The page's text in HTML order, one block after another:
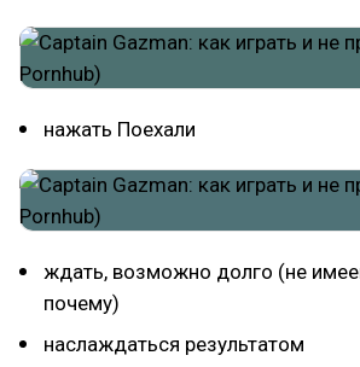
нажать Поехали
ждать, возможно долго (не
почему)
наслаждаться результатом